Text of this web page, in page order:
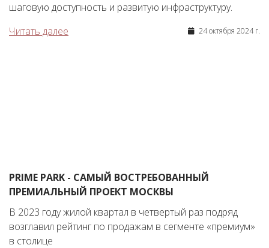
шаговую доступность и развитую инфраструктуру.
Читать далее
24 октября 2024 г.
PRIME PARK - САМЫЙ ВОСТРЕБОВАННЫЙ
ПРЕМИАЛЬНЫЙ ПРОЕКТ МОСКВЫ
В 2023 году жилой квартал в четвертый раз подряд
возглавил рейтинг по продажам в сегменте «премиум»
в столице